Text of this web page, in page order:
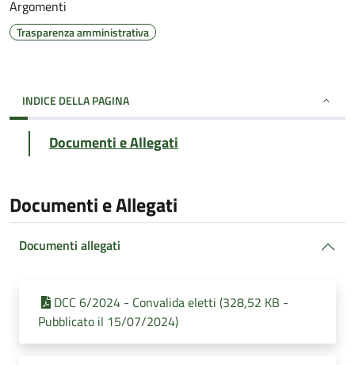
Argomenti
Trasparenza amministrativa
INDICE DELLA PAGINA
Documenti e Allegati
Documenti e Allegati
Documenti allegati
DCC 6/2024 - Convalida eletti (328,52 KB -
Pubblicato il 15/07/2024)